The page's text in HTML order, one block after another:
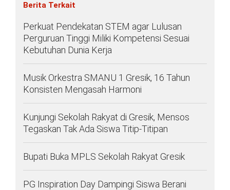
Berita Terkait
Perkuat Pendekatan STEM agar Lulusan
Perguruan Tinggi Miliki Kompetensi Sesuai
Kebutuhan Dunia Kerja
Musik Orkestra SMANU 1 Gresik, 16 Tahun
Konsisten Mengasah Harmoni
Kunjungi Sekolah Rakyat di Gresik, Mensos
Tegaskan Tak Ada Siswa Titip-Titipan
Bupati Buka MPLS Sekolah Rakyat Gresik
PG Inspiration Day Dampingi Siswa Berani